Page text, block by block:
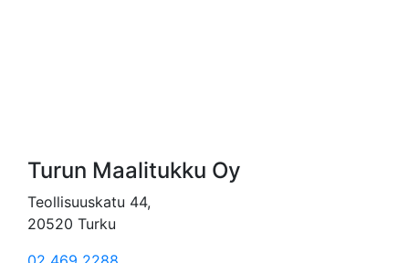
Turun Maalitukku Oy
Teollisuuskatu 44,
20520 Turku